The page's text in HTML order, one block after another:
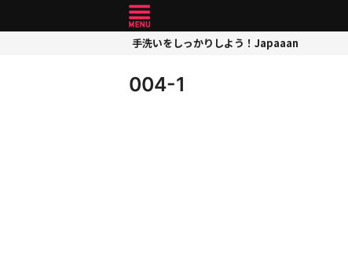
手洗いをしっかりしよう！Japaaan
004-1